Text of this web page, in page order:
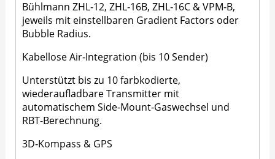
Bühlmann ZHL‑12, ZHL‑16B, ZHL‑16C & VPM‑B,
jeweils mit einstellbaren Gradient Factors oder
Bubble Radius.
Kabellose Air‑Integration (bis 10 Sender)
Unterstützt bis zu 10 farbkodierte,
wiederaufladbare Transmitter mit
automatischem Side‑Mount‑Gaswechsel und
RBT-Berechnung.
3D‑Kompass & GPS